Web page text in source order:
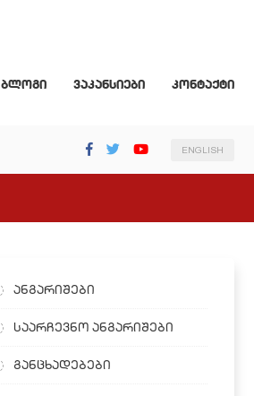
ბლოგი ვაკანსიები კონტაქტი
ENGLISH
ანგარიშები
საარჩევნო ანგარიშები
განცხადებები